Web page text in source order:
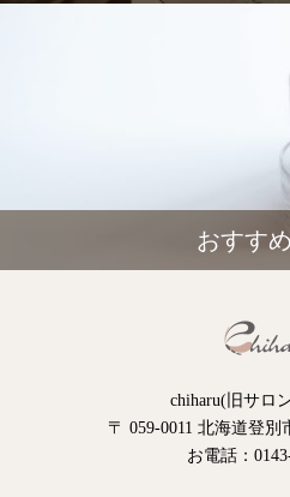
おすす
chiharu(旧サロ
〒 059-0011 北海道登別
お電話：